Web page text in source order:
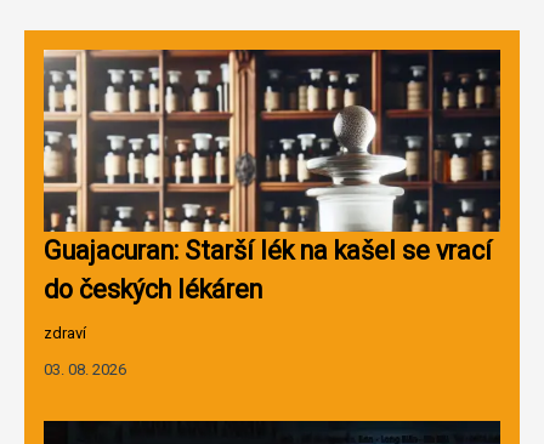
Guajacuran: Starší lék na kašel se vrací
do českých lékáren
zdraví
03. 08. 2026